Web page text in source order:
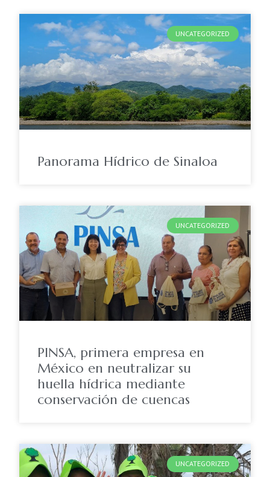
UNCATEGORIZED
Panorama Hídrico de Sinaloa
UNCATEGORIZED
PINSA, primera empresa en
México en neutralizar su
huella hídrica mediante
conservación de cuencas
UNCATEGORIZED